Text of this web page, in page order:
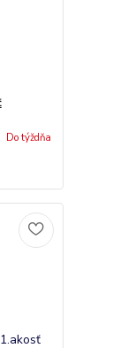
Do týždňa